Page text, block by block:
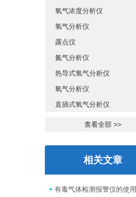
氧气浓度分析仪
氢气分析仪
露点仪
氮气分析仪
热导式氢气分析仪
氧气分析仪
直插式氧气分析仪
查看全部 >>
相关文章
有毒气体检测报警仪的使用